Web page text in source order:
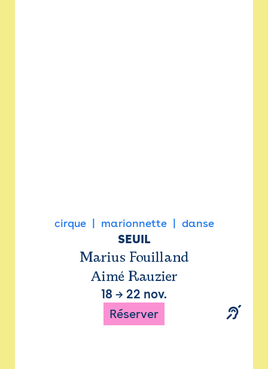
cirque marionnette danse
SEUIL
Marius Fouilland
Aimé Rauzier
18 → 22 nov.
Réserver